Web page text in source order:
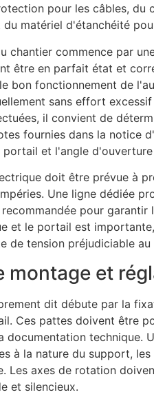
pour les câbles, du
matériel d'étanchéité
chantier commence par
être en parfait état et
bon fonctionnement de
sans effort
il convient de
fournies dans la notice
et l'angle d'ouverture
doit être prévue à
Une ligne dédiée
pour
et le portail est
de tension préjudiciable
montage et
dit débute par la
Ces pattes doivent être
documentation technique.
à la nature du support,
Les axes de rotation
et silencieux.